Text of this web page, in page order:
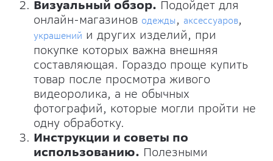
Визуальный обзор. Подойдет для
онлайн-магазинов одежды , аксессуаров,
украшений и других изделий, при
покупке которых важна внешняя
составляющая. Гораздо проще купить
товар после просмотра живого
видеоролика, а не обычных
фотографий, которые могли пройти не
одну обработку.
Инструкции и советы по
использованию. Полезными